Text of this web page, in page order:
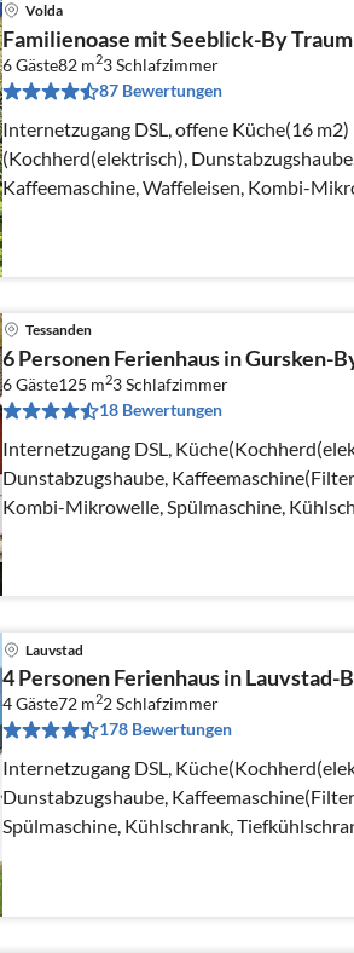
Volda
Familienoase mit Seeblick-By Traum
6 Gäste82 m23Schlafzimmer
87 Bewertungen
Internetzugang DSL, offene Küche(16 m2)
(Kochherd(elektrisch), Dunstabzugshaube,
Kaffeemaschine, Waffeleisen, Kombi-
Spülmaschine, Kühlschrank,
Tessanden
6 Personen Ferienhaus in Gursken-
6 Gäste125 m23Schlafzimmer
18 Bewertungen
Internetzugang DSL,
Dunstabzugshaube,
Kombi-Mikrowelle, Spülmaschine,
Tiefkühlschrank(200-249L)
Lauvstad
4 Personen Ferienhaus in Lauvstad-
4 Gäste72 m22Schlafzimmer
178 Bewertungen
Internetzugang DSL,
Dunstabzugshaube,
Spülmaschine, Kühlschrank,